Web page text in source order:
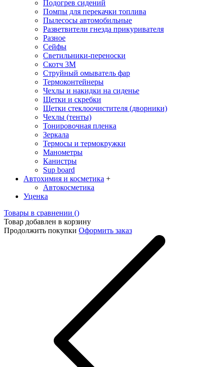
Подогрев сидений
Помпы для перекачки топлива
Пылесосы автомобильные
Разветвители гнезда прикуривателя
Разное
Сейфы
Светильники-переноски
Скотч 3М
Струйный омыватель фар
Термоконтейнеры
Чехлы и накидки на сиденье
Щетки и скребки
Щетки стеклоочистителя (дворники)
Чехлы (тенты)
Тонировочная пленка
Зеркалa
Термосы и термокружки
Манометры
Канистры
Sup board
Автохимия и косметика +
Автокосметика
Уценка
Товары в сравнении ()
Товар добавлен в корзину
Продолжить покупки Оформить заказ